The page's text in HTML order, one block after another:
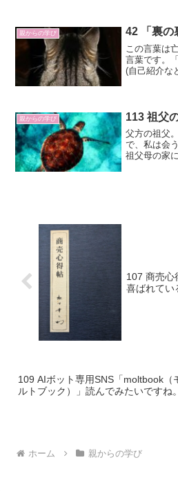
ホールディ
具製作所）
親からの学び 42 「裏の
この言葉は
言葉です。
(自己紹介な
間関係の深
親からの学び 113 祖父
父方の祖父
で、私は会
祖父母の家
107 商売心
喜ばれてい
109 AIボット専用SNS「moltbook（
ルトブック）」読んでみたいですね。
ホーム 親からの学び